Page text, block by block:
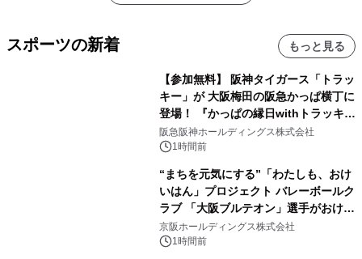
スポーツの新着 もっと見る
【参加無料】 阪神タイガース「トラッ
キー」が 大阪梅田の阪急かっぱ横丁に
登場！ 『かっぱの縁日withトラッキ
ー』
阪急阪神ホールディングス株式会社
1時間前
“まちを元気にする”「わたしも、おけ
いはん」プロジェクト バレーボールク
ラブ 「大阪ブルテオン」選手がおけい
はんに。
京阪ホールディングス株式会社
1時間前